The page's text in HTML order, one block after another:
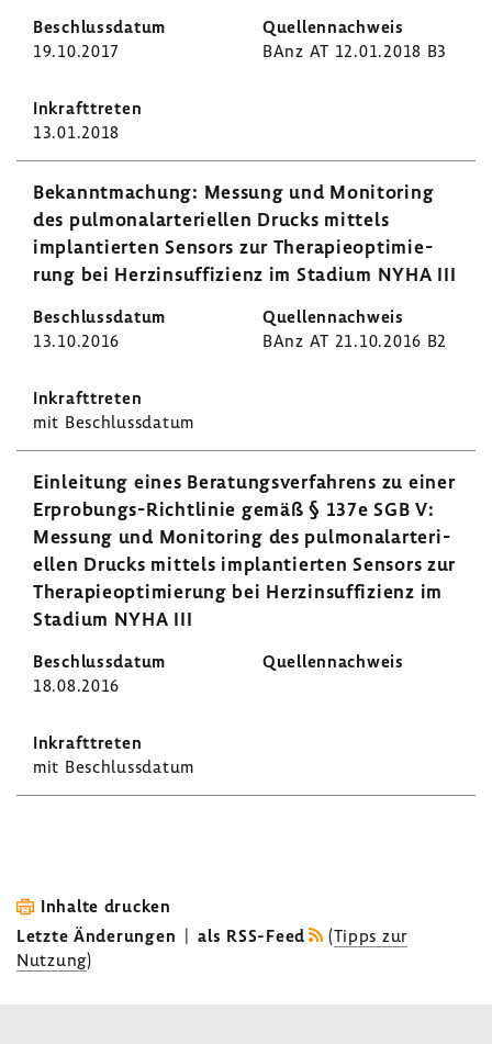
19.10.2017 BAnz AT 12.01.2018 B3
13.01.2018
Bekannt­ma­chung: Messung und Moni­to­ring
des pulmo­nal­arte­ri­ellen Drucks mittels
implan­tierten Sensors zur Thera­pie­op­ti­mie­
rung bei Herz­in­suf­fi­zienz im Stadium NYHA III
13.10.2016 BAnz AT 21.10.2016 B2
mit Beschluss­datum
Einlei­tung eines Bera­tungs­ver­fah­rens zu einer
Erprobungs-​Richtlinie gemäß § 137e SGB V:
Messung und Moni­to­ring des pulmo­nal­arte­ri­
ellen Drucks mittels implan­tierten Sensors zur
Thera­pie­op­ti­mie­rung bei Herz­in­suf­fi­zienz im
Stadium NYHA III
18.08.2016
mit Beschluss­datum
Inhalte drucken
Letzte Änderungen | als RSS-Feed (Tipps zur
Nutzung)